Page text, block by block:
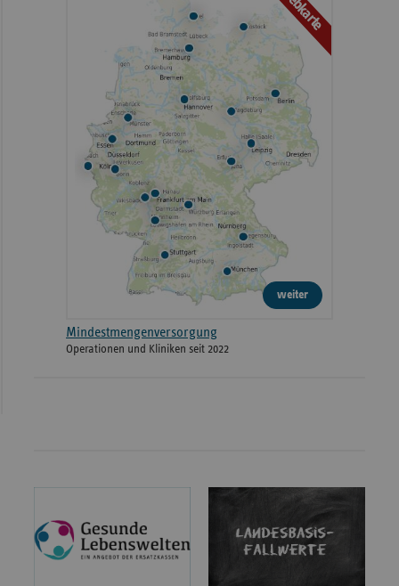
weiter
Mindestmengenversorgung
Operationen und Kliniken seit 2022